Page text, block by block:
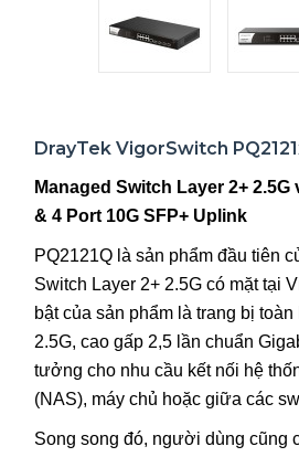
DrayTek VigorSwitch
Managed Switch Layer 2+ 2.5G
& 4 Port 10G SFP+ Uplink
PQ2121Q là sản phẩm đầu tiên
Switch Layer 2+ 2.5G có mặt tại
bật của sản phẩm là trang bị
2.5G, cao gấp 2,5 lần chuẩn
tưởng cho nhu cầu kết nối hệ
(NAS), máy chủ hoặc giữa các
Song song đó, người dùng cũng